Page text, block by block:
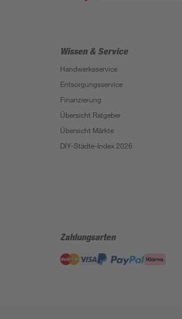
Wissen & Service
Handwerksservice
Entsorgungsservice
Finanzierung
Übersicht Ratgeber
Übersicht Märkte
DIY-Städte-Index 2026
Zahlungsarten